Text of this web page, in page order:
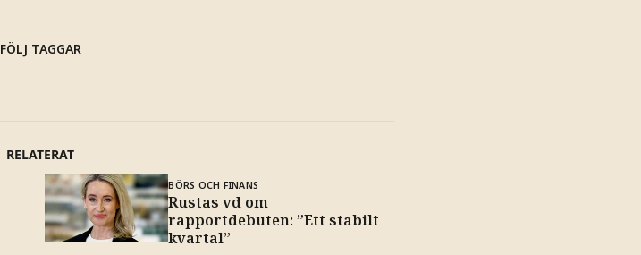
FÖLJ TAGGAR
RELATERAT
BÖRS OCH FINANS
Rustas vd om
rapportdebuten: ”Ett stabilt
kvartal”